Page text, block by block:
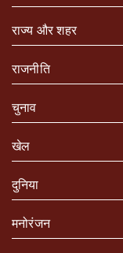
राज्य और शहर
राजनीति
चुनाव
खेल
दुनिया
मनोरंजन